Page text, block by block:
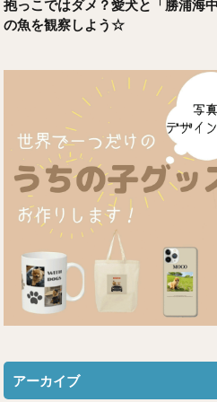
抱っこではダメ？愛犬と「勝浦海
の魚を観察しよう☆
アーカイブ